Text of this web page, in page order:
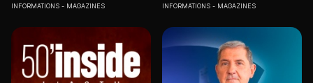
INFORMATIONS MAGAZINES INFORMATIONS MAGAZINES